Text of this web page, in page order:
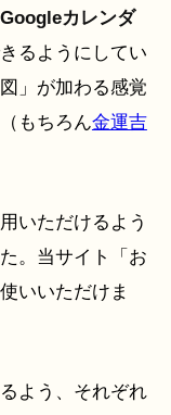
Googleカレンダ
るようにしてい
」が加わる感覚
もちろん金運吉
いただけるよう
。当サイト「お
いいただけま
よう、それぞれ